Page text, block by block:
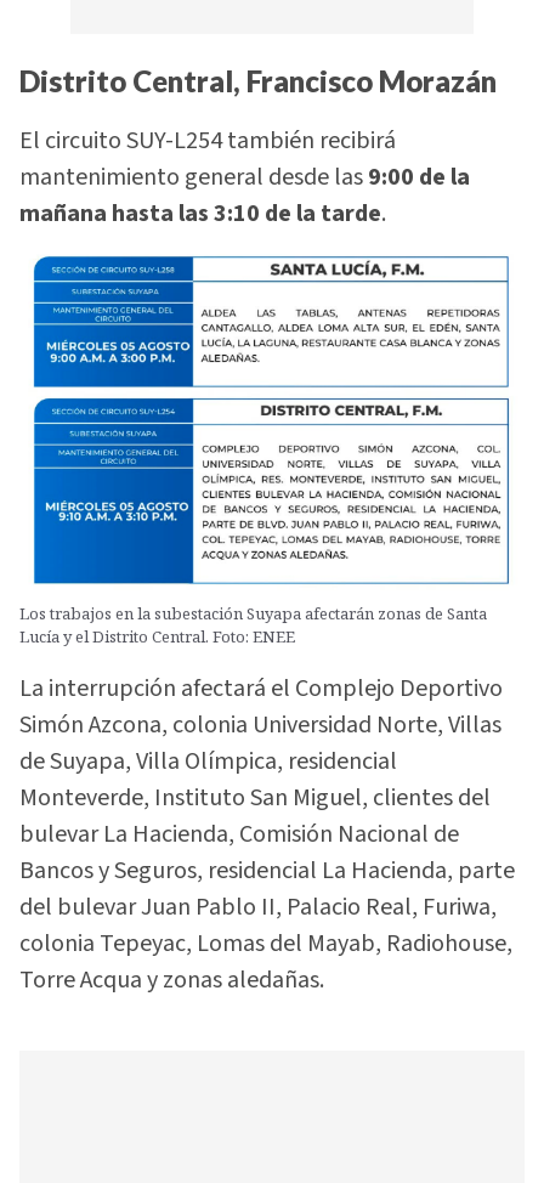
Distrito Central, Francisco Morazán
El circuito SUY-L254 también recibirá
mantenimiento general desde las9:00 de la
mañana hasta las 3:10 de la tarde.
Los trabajos en la subestación Suyapa afectarán zonas de Santa
Lucía y el Distrito Central. Foto: ENEE
La interrupción afectará el Complejo Deportivo
Simón Azcona, colonia Universidad Norte, Villas
de Suyapa, Villa Olímpica, residencial
Monteverde, Instituto San Miguel, clientes del
bulevar La Hacienda, Comisión Nacional de
Bancos y Seguros, residencial La Hacienda, parte
del bulevar Juan Pablo II, Palacio Real, Furiwa,
colonia Tepeyac, Lomas del Mayab, Radiohouse,
Torre Acqua y zonas aledañas.